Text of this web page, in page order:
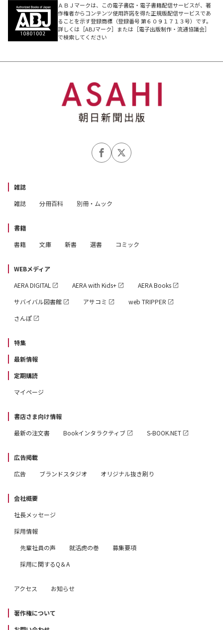
ＡＢＪマークは、この電子書店・電子書籍配信サービスが、著
作権者からコンテンツ使用許諾を得た正規版配信サービスであ
ることを示す登録商標（登録番号 第６０９１７１３号）です。
詳しくは［ABJマーク］または［電子出版制作・流通協議会］
で検索してください
雑誌
雑誌
分冊百科 別冊・ムック
書籍
書籍
文庫 新書 選書 コミック
WEBメディア
AERA DIGITAL
AERA with Kids+
AERA Books
サバイバル図書館
アサコミ
web TRIPPER
さんぽ
特集
最新情報
定期購読
マイページ
書店さま向け情報
最新の注文書
Bookインタラクティブ S-BOOK.NET
広告掲載
広告
ブランドスタジオ オリジナル抜き刷り
会社概要
社長メッセージ
採用情報
先輩社員の声
就活虎の巻
募集要項
採用に関するQ＆A
アクセス お知らせ
著作権について